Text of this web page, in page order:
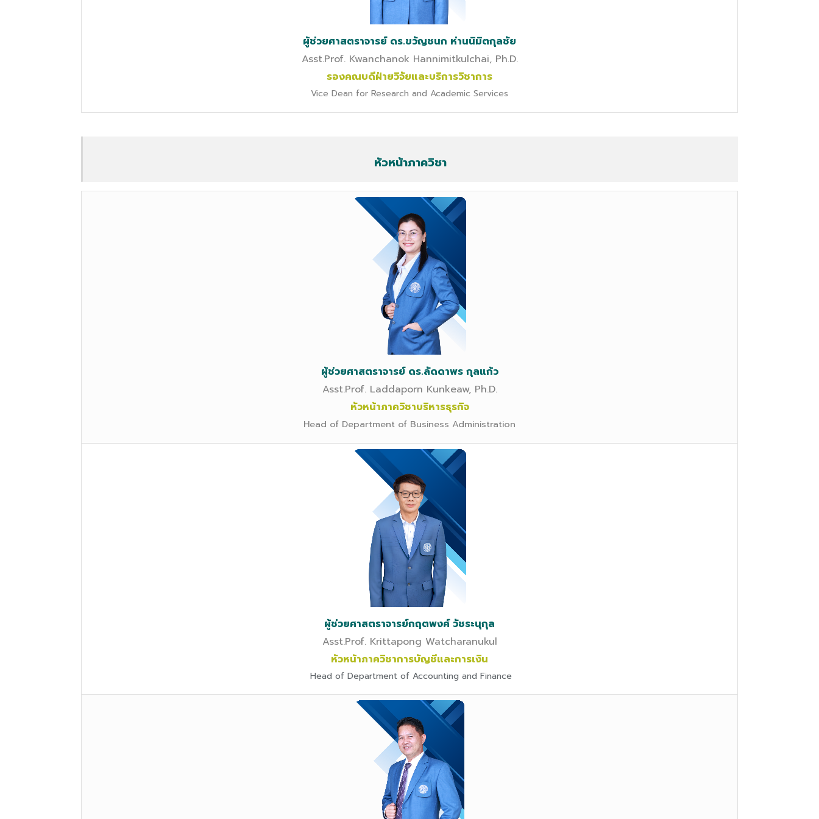
ผู้ช่วยศาสตราจารย์ ดร.ขวัญชนก ห่านนิมิตกุลชัย
Asst.Prof. Kwanchanok Hannimitkulchai, Ph.D.
รองคณบดีฝ่ายวิจัยและบริการวิชาการ
Vice Dean for Research and Academic Services
หัวหน้าภาควิชา
ผู้ช่วยศาสตราจารย์ ดร.ลัดดาพร กุลแก้ว
Asst.Prof. Laddaporn Kunkeaw, Ph.D.
หัวหน้าภาควิชาบริหารธุรกิจ
Head of Department of Business Administration
ผู้ช่วยศาสตราจารย์กฤตพงศ์ วัชระนุกุล
Asst.Prof. Krittapong Watcharanukul
หัวหน้าภาควิชาการบัญชีและการเงิน
Head of Department of Accounting and Finance